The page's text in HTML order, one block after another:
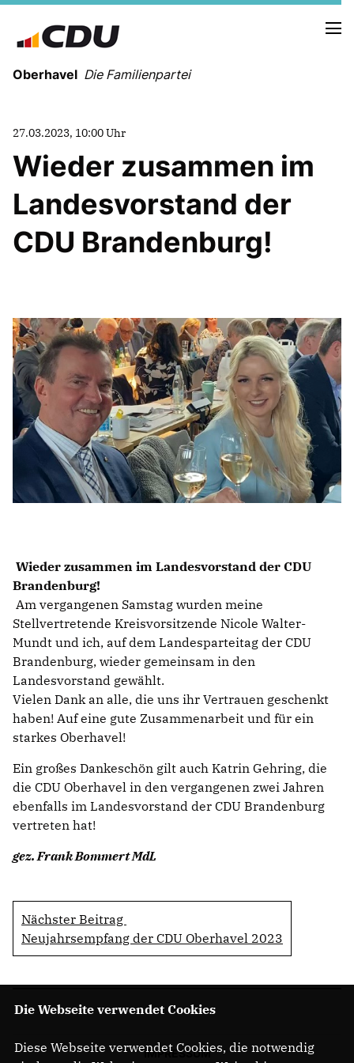
Oberhavel Die Familienpartei
NEUIGKEITEN
TERMINE
KREISVORSTAND
ORTSVERBÄNDE
BILDER
Mitmachen
BÜRGERANFRAGE
LINKS
27.03.2023, 10:00 Uhr
Wieder zusammen im
Landesvorstand der
CDU Brandenburg!
Wieder zusammen im Landesvorstand der CDU
Brandenburg!
Am vergangenen Samstag wurden meine
Stellvertretende Kreisvorsitzende Nicole Walter-
Mundt und ich, auf dem Landesparteitag der CDU
Brandenburg, wieder gemeinsam in den
Landesvorstand gewählt.
Vielen Dank an alle, die uns ihr Vertrauen geschenkt
haben! Auf eine gute Zusammenarbeit und für ein
starkes Oberhavel!
Ein großes Dankeschön gilt auch Katrin Gehring, die
die CDU Oberhavel in den vergangenen zwei Jahren
ebenfalls im Landesvorstand der CDU Brandenburg
vertreten hat!
gez. Frank Bommert MdL
Nächster Beitrag
Neujahrsempfang der CDU Oberhavel 2023
IMPRESSUM
Die Webseite verwendet Cookies
Diese Webseite verwendet Cookies, die notwendig